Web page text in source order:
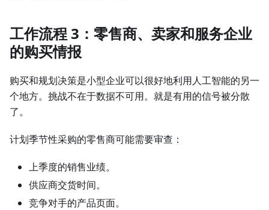
工作流程 3：零售商、卖家和服务企业
的购买情报
购买和规划决策是小型企业可以很好地利用人工智能的另一
个地方。挑战不在于数据不可用。就是有用的信号被分散
了。
计划季节性采购的零售商可能需要审查：
上季度的销售业绩。
供应商交货时间。
竞争对手的产品页面。